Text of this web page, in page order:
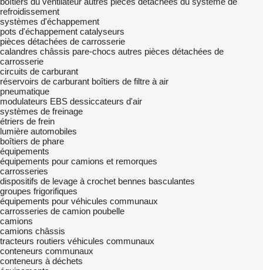
refroidissement
systèmes d'échappement
pots d'échappement catalyseurs
pièces détachées de carrosserie
calandres châssis pare-chocs autres pièces détachées de
carrosserie
circuits de carburant
réservoirs de carburant boîtiers de filtre à air
pneumatique
modulateurs EBS dessiccateurs d'air
systèmes de freinage
étriers de frein
lumière automobiles
boîtiers de phare
équipements
équipements pour camions et remorques
carrosseries
dispositifs de levage à crochet bennes basculantes
groupes frigorifiques
équipements pour véhicules communaux
carrosseries de camion poubelle
camions
camions châssis
tracteurs routiers véhicules communaux
conteneurs communaux
conteneurs à déchets